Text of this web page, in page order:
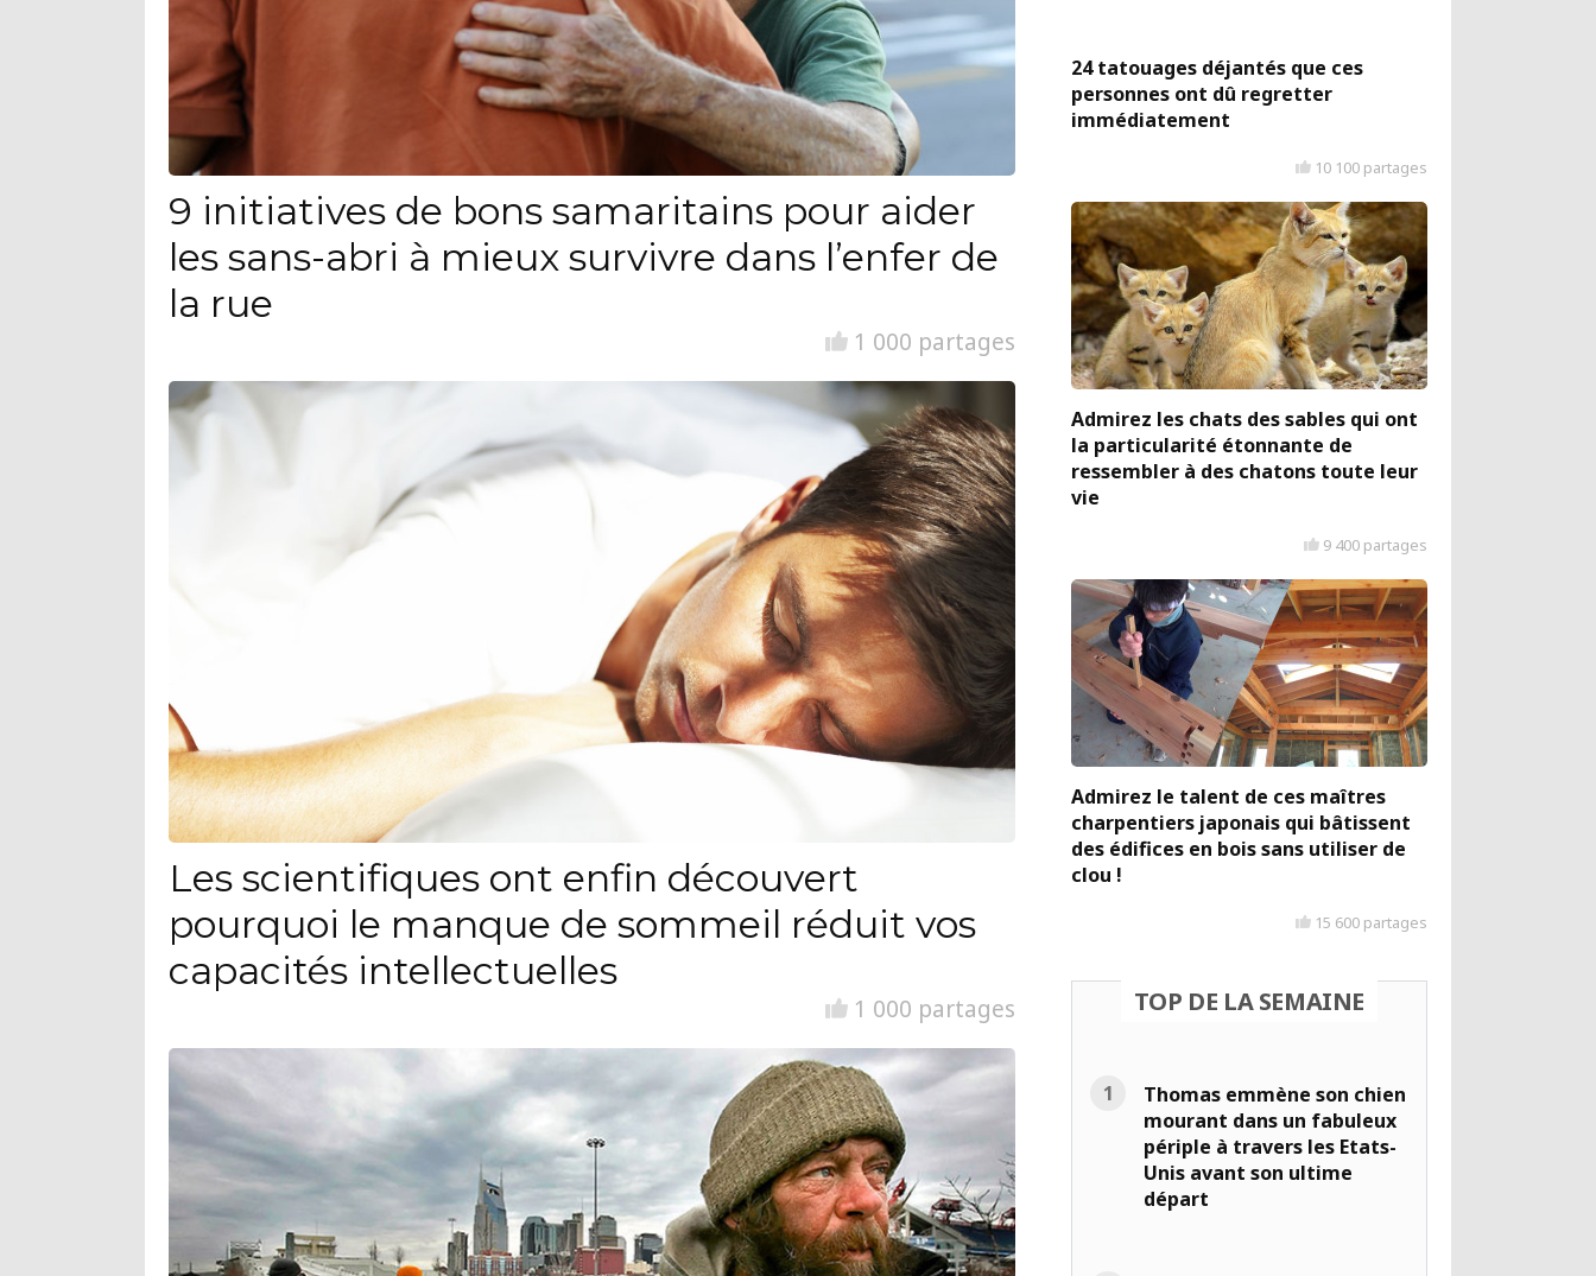
9 initiatives de bons samaritains pour aider
les sans-abri à mieux survivre dans l’enfer de
la rue
1 000 partages
Les scientifiques ont enfin découvert
pourquoi le manque de sommeil réduit vos
capacités intellectuelles
1 000 partages
24 tatouages déjantés que ces
personnes ont dû regretter
immédiatement
10 100 partages
Admirez les chats des sables qui ont
la particularité étonnante de
ressembler à des chatons toute leur
vie
9 400 partages
Admirez le talent de ces maîtres
charpentiers japonais qui bâtissent
des édifices en bois sans utiliser de
clou !
15 600 partages
TOP DE LA SEMAINE
Thomas emmène son chien
mourant dans un fabuleux
périple à travers les Etats-
Unis avant son ultime
départ